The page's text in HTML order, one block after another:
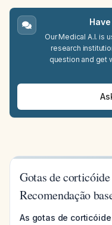
Our Medical A.I. is
research
question and get
Gotas de
Recomendação
As gotas de